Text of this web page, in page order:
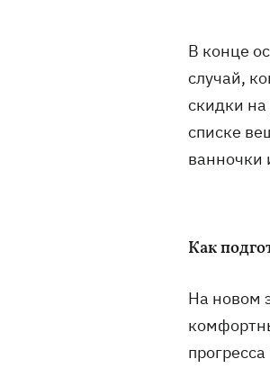
В конце
случай,
скидки
списке
ванночки
Как
На новом